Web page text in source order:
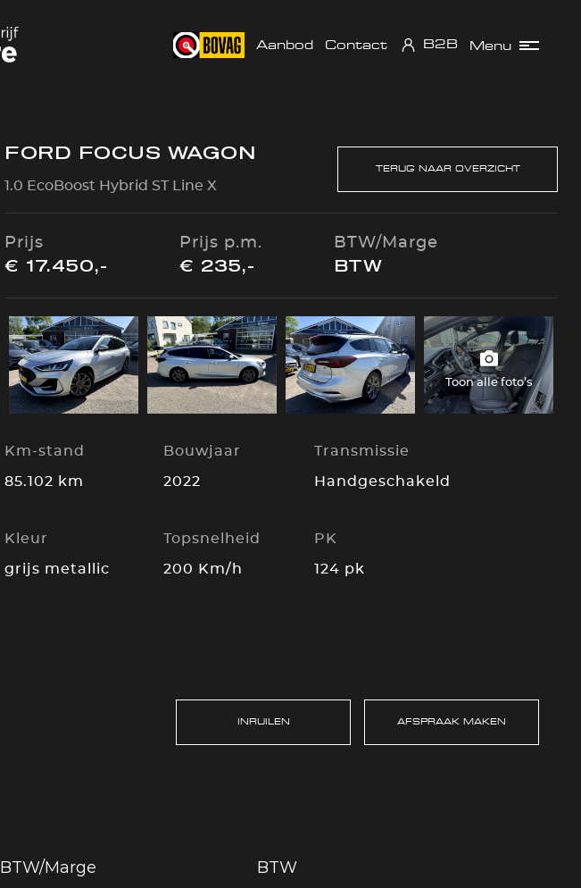
Aanbod Contact B2B Menu
TERUG NAAR OVERZICHT
FORD FOCUS WAGON
1.0 EcoBoost Hybrid ST Line X
Prijs
€ 17.450,-
Prijs p.m.
€ 235,-
BTW/Marge
BTW
Toon alle foto’s
Km-stand
85.102 km
Bouwjaar
2022
Transmissie
Handgeschakeld
Kleur
grijs metallic
Topsnelheid
200 Km/h
PK
124 pk
INRUILEN AFSPRAAK MAKEN
BTW/Marge
BTW